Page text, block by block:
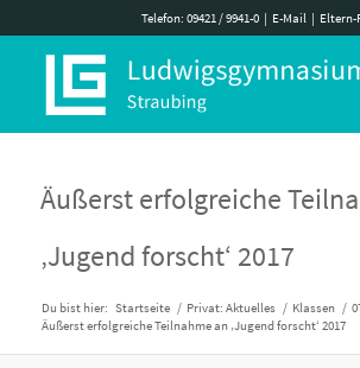
Telefon: 09421 / 9941-0| E-Mail|
Äußerst erfolgreiche
‚Jugend forscht‘ 2017
Du bist hier: Startseite / Privat: Aktuelles / Klassen /
Äußerst erfolgreiche Teilnahme an ‚Jugend forscht‘ 2017